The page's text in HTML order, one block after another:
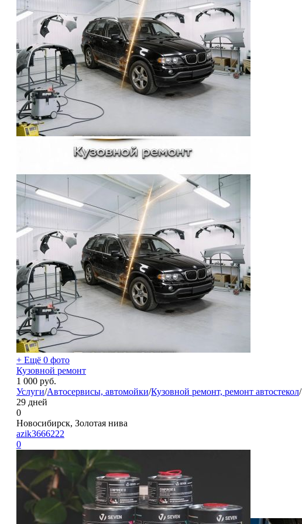
+ Ещё 0 фото
Кузовной ремонт
1 000 руб.
Услуги/Автосервисы, автомойки/Кузовной ремонт, ремонт автостекол/
29 дней
0
Новосибирск, Золотая нива
azik3666222
0